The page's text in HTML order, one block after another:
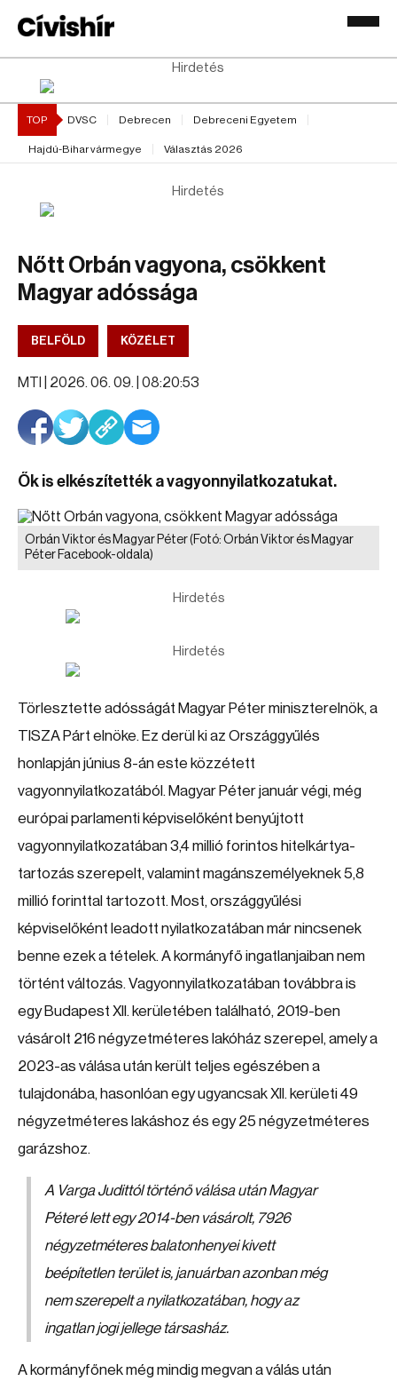
Hirdetés
TOP DVSC Debrecen Debreceni Egyetem
Hajdú-Bihar vármegye Választás 2026
Hirdetés
Nőtt Orbán vagyona, csökkent
Magyar adóssága
BELFÖLD KÖZÉLET
MTI | 2026. 06. 09. | 08:20:53
Ők is elkészítették a vagyonnyilatkozatukat.
Orbán Viktor és Magyar Péter(Fotó: Orbán Viktor és Magyar
Péter Facebook-oldala)
Hirdetés
Hirdetés
Törlesztette adósságát Magyar Péter miniszterelnök, a
TISZA Párt elnöke. Ez derül ki az Országgyűlés
honlapján június 8-án este közzétett
vagyonnyilatkozatából. Magyar Péter január végi, még
európai parlamenti képviselőként benyújtott
vagyonnyilatkozatában 3,4 millió forintos hitelkártya-
tartozás szerepelt, valamint magánszemélyeknek 5,8
millió forinttal tartozott. Most, országgyűlési
képviselőként leadott nyilatkozatában már nincsenek
benne ezek a tételek. A kormányfő ingatlanjaiban nem
történt változás. Vagyonnyilatkozatában továbbra is
egy Budapest XII. kerületében található, 2019-ben
vásárolt 216 négyzetméteres lakóház szerepel, amely a
2023-as válása után került teljes egészében a
tulajdonába, hasonlóan egy ugyancsak XII. kerületi 49
négyzetméteres lakáshoz és egy 25 négyzetméteres
garázshoz.
A Varga Judittól történő válása után Magyar
Péteré lett egy 2014-ben vásárolt, 7926
négyzetméteres balatonhenyei kivett
beépítetlen terület is, januárban azonban még
nem szerepelt a nyilatkozatában, hogy az
ingatlan jogi jellege társasház.
A kormányfőnek még mindig megvan a válás után